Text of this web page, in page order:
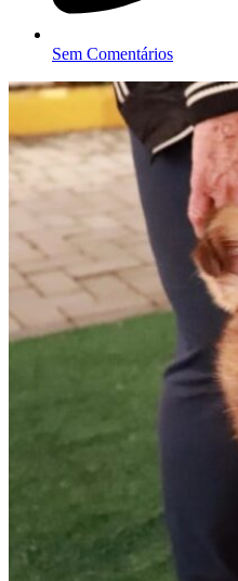
Sem Comentários